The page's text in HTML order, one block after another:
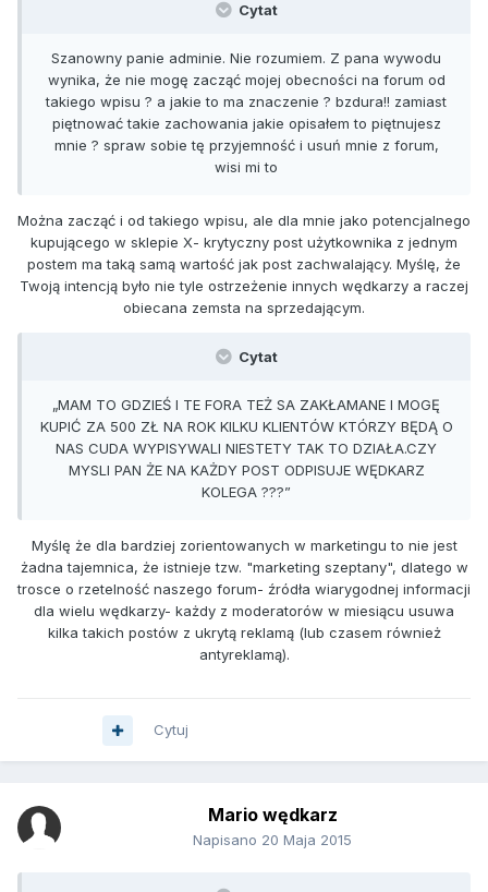
Cytat
Szanowny panie adminie. Nie rozumiem. Z pana wywodu
wynika, że nie mogę zacząć mojej obecności na forum od
takiego wpisu ? a jakie to ma znaczenie ? bzdura!! zamiast
piętnować takie zachowania jakie opisałem to piętnujesz
mnie ? spraw sobie tę przyjemność i usuń mnie z forum,
wisi mi to
Można zacząć i od takiego wpisu, ale dla mnie jako potencjalnego
kupującego w sklepie X- krytyczny post użytkownika z jednym
postem ma taką samą wartość jak post zachwalający. Myślę, że
Twoją intencją było nie tyle ostrzeżenie innych wędkarzy a raczej
obiecana zemsta na sprzedającym.
Cytat
„MAM TO GDZIEŚ I TE FORA TEŻ SA ZAKŁAMANE I MOGĘ
KUPIĆ ZA 500 ZŁ NA ROK KILKU KLIENTÓW KTÓRZY BĘDĄ O
NAS CUDA WYPISYWALI NIESTETY TAK TO DZIAŁA.CZY
MYSLI PAN ŻE NA KAŻDY POST ODPISUJE WĘDKARZ
KOLEGA ???”
Myślę że dla bardziej zorientowanych w marketingu to nie jest
żadna tajemnica, że istnieje tzw. "marketing szeptany", dlatego w
trosce o rzetelność naszego forum- źródła wiarygodnej informacji
dla wielu wędkarzy- każdy z moderatorów w miesiącu usuwa
kilka takich postów z ukrytą reklamą (lub czasem również
antyreklamą).
Cytuj
Mario wędkarz
Napisano 20 Maja 2015